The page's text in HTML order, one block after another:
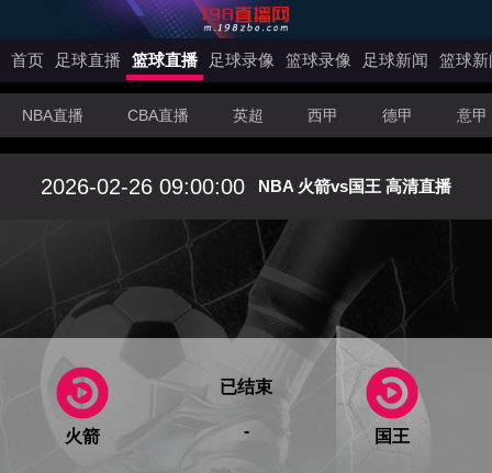
首页 足球直播 篮球直播 足球录像 篮球录像 足球新闻 篮球新
NBA直播 CBA直播 英超 西甲 德甲 意甲
2026-02-26 09:00:00 NBA 火箭vs国王 高清直播
火箭 -
已结束
国王